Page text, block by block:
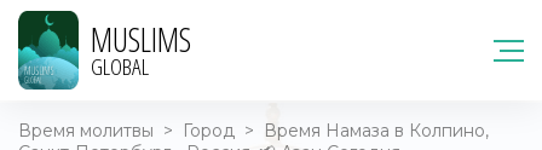
MUSLIMS
GLOBAL
Время молитвы > Город >
Время Намаза в Колпино,